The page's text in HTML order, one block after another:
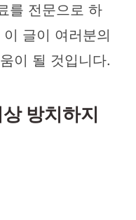
를 전문으로 하
글이 여러분의
이 될 것입니다.
방치하지